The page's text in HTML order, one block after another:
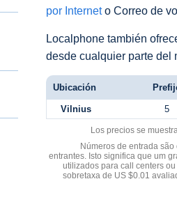
por Interneto Correo de
Localphone también
desde cualquier parte del
Ubicación
Vilnius 5
Los precios se
Números de entrada
entrantes. Isto significa que um
utilizados para call centers
sobretaxa de US $0.01